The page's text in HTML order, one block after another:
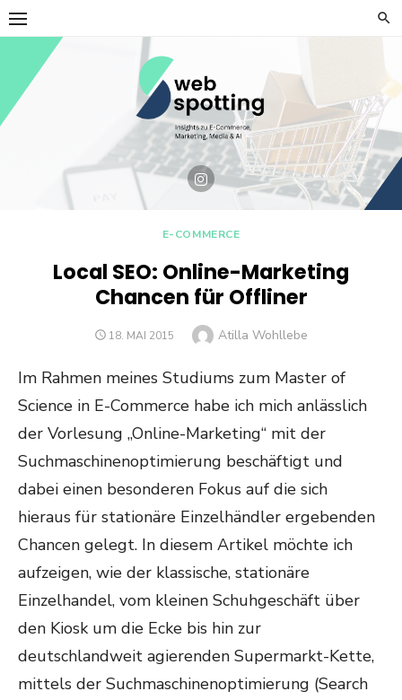
Skip
to
content
E-COMMERCE
Local SEO: Online-Marketing
Chancen für Offliner
POSTED
18. MAI 2015 Author
Atilla Wohllebe
Im Rahmen meines Studiums zum Master of
Science in E-Commerce habe ich mich anlässlich
der Vorlesung „Online-Marketing“ mit der
Suchmaschinenoptimierung beschäftigt und
dabei einen besonderen Fokus auf die sich
hieraus für stationäre Einzelhändler ergebenden
Chancen gelegt. In diesem Artikel möchte ich
aufzeigen, wie der klassische, stationäre
Einzelhandel, vom kleinen Schuhgeschäft über
den Kiosk um die Ecke bis hin zur
deutschlandweit agierenden Supermarkt-Kette,
mittels der Suchmaschinenoptimierung (Search